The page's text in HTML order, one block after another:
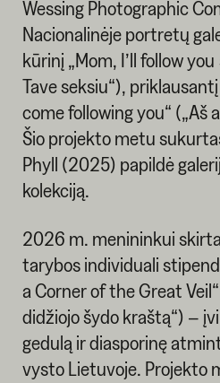
Wessing Photographic
Nacionalinėje portretų
kūrinį „Mom, I’ll follow
Tave seksiu“),
come following you“ („Aš
Šio projekto metu
Phyll (2025) papildė
kolekciją.
2026 m. menininkui
tarybos individuali
a Corner of the Great
didžiojo šydo kraštą“) –
gedulą ir diasporinę
vysto Lietuvoje. Projekto